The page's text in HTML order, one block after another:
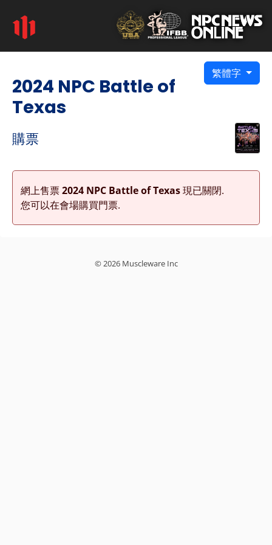
繁體字
2024 NPC Battle of
Texas
購票
網上售票2024 NPC Battle of Texas現已關閉.
您可以在會場購買門票.
© 2026 Muscleware Inc